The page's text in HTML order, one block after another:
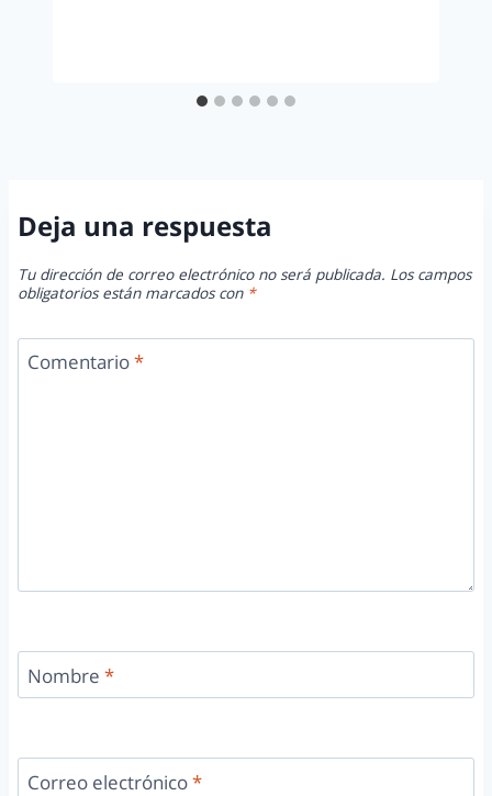
Deja una respuesta
Tu dirección de correo electrónico no será publicada. Los campos
obligatorios están marcados con *
Comentario*
Nombre *
Correo electrónico*